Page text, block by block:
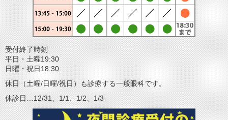
受付終了時刻
平日・土曜19:30
日曜・祝日18:30
休日（土曜/日曜/祝日）も診療する一般眼科です。
休診日…12/31、1/1、1/2、1/3